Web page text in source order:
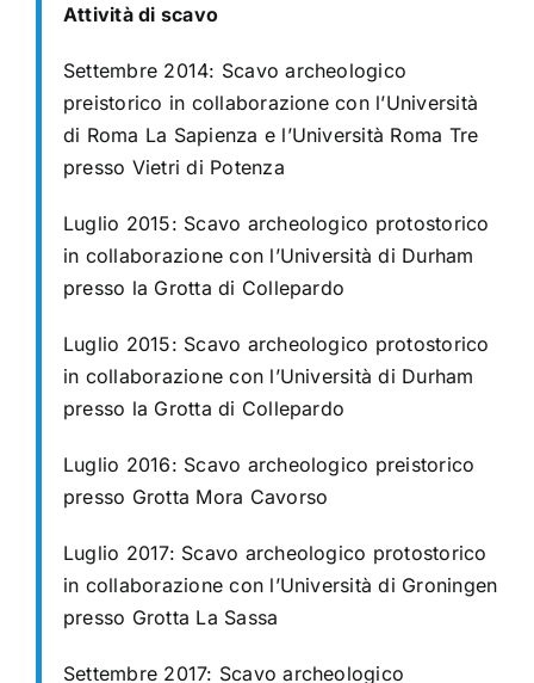
Attività di scavo
Settembre 2014: Scavo archeologico
preistorico in collaborazione con l’Università
di Roma La Sapienza e l’Università Roma Tre
presso Vietri di Potenza
Luglio 2015: Scavo archeologico protostorico
in collaborazione con l’Università di Durham
presso la Grotta di Collepardo
Luglio 2015: Scavo archeologico protostorico
in collaborazione con l’Università di Durham
presso la Grotta di Collepardo
Luglio 2016: Scavo archeologico preistorico
presso Grotta Mora Cavorso
Luglio 2017: Scavo archeologico protostorico
in collaborazione con l’Università di Groningen
presso Grotta La Sassa
Settembre 2017: Scavo archeologico